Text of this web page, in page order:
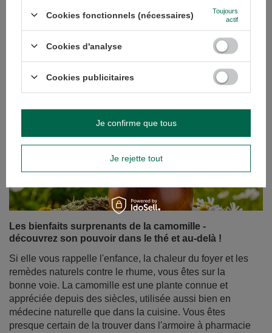
En savoir plus
Les bienfaits surprenants de la camomille -
découvrez son pouvoir dans le thé et au-delà !
Si elle vous rappelle l'enfance, la chaleur du foyer et les
remèdes naturels contre le rhume, vous êtes sur la
bonne voie. La camomille est une plante connue et
appréciée depuis des siècles, utilisée aussi bien en
médecine naturelle que dans la cuisine. Vous êtes
presque certain de la trouver dans l'armoire à pharmacie
Cookies fonctionnels (nécessaires)
Toujours
actif
Cookies d'analyse
Cookies publicitaires
Je rejette tout
Je confirme que tous